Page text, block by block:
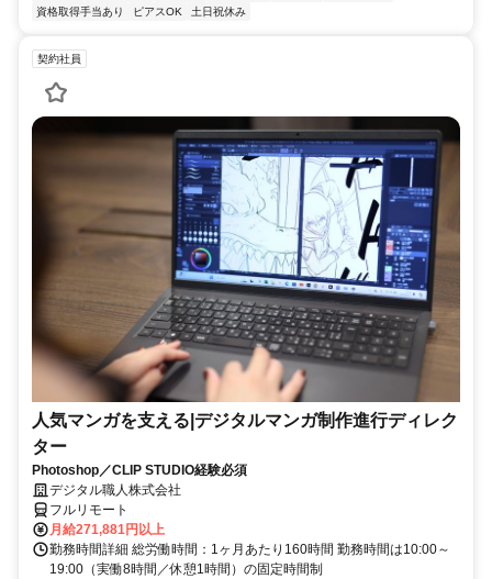
資格取得手当あり
ピアスOK 土日祝休み
契約社員
人気マンガを支える|デジタルマンガ制作進行ディレク
ター
Photoshop／CLIP STUDIO経験必須
デジタル職人株式会社
フルリモート
月給271,881円以上
勤務時間詳細 総労働時間：1ヶ月あたり160時間 勤務時間は10:00～
19:00（実働8時間／休憩1時間）の固定時間制